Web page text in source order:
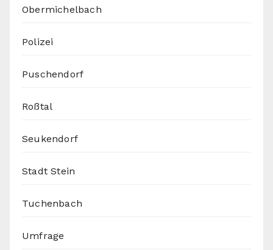
Obermichelbach
Polizei
Puschendorf
Roßtal
Seukendorf
Stadt Stein
Tuchenbach
Umfrage